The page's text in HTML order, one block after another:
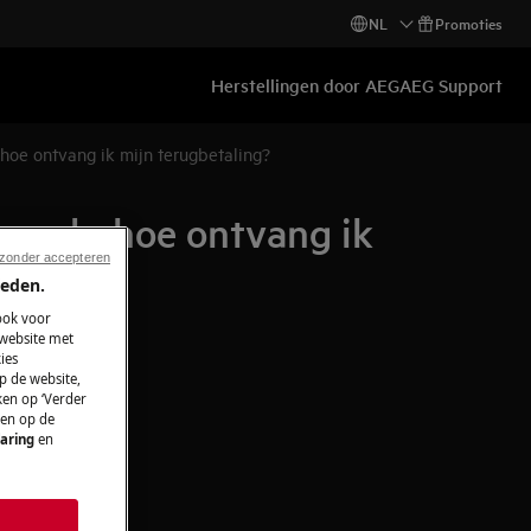
NL Promoties
Herstellingen door AEGAEG Support
ontvang ik mijn terugbetaling?
- hoe ontvang ik
voor
met
de website,
op ‘Verder
op de
en
accepteren